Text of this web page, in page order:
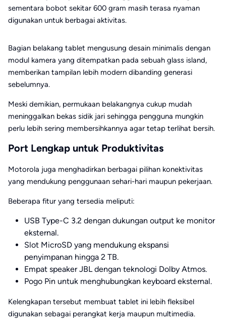
sementara bobot sekitar 600 gram masih terasa nyaman
digunakan untuk berbagai aktivitas.
Bagian belakang tablet mengusung desain minimalis dengan
modul kamera yang ditempatkan pada sebuah glass island,
memberikan tampilan lebih modern dibanding generasi
sebelumnya.
Meski demikian, permukaan belakangnya cukup mudah
meninggalkan bekas sidik jari sehingga pengguna mungkin
perlu lebih sering membersihkannya agar tetap terlihat bersih.
Port Lengkap untuk Produktivitas
Motorola juga menghadirkan berbagai pilihan konektivitas
yang mendukung penggunaan sehari-hari maupun pekerjaan.
Beberapa fitur yang tersedia meliputi:
USB Type-C 3.2 dengan dukungan output ke monitor
eksternal.
Slot MicroSD yang mendukung ekspansi
penyimpanan hingga 2 TB.
Empat speaker JBL dengan teknologi Dolby Atmos.
Pogo Pin untuk menghubungkan keyboard eksternal.
Kelengkapan tersebut membuat tablet ini lebih fleksibel
digunakan sebagai perangkat kerja maupun multimedia.